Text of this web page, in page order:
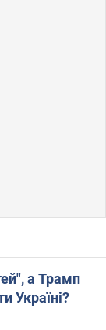
а Трамп
Україні?